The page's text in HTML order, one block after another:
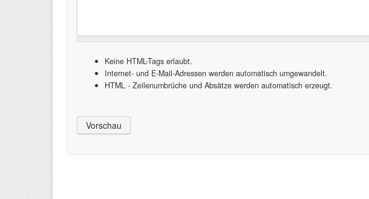
Keine HTML-Tags erlaubt.
Internet- und E-Mail-Adressen werden automatisch umgewandelt.
HTML - Zeilenumbrüche und Absätze werden automatisch erzeugt.